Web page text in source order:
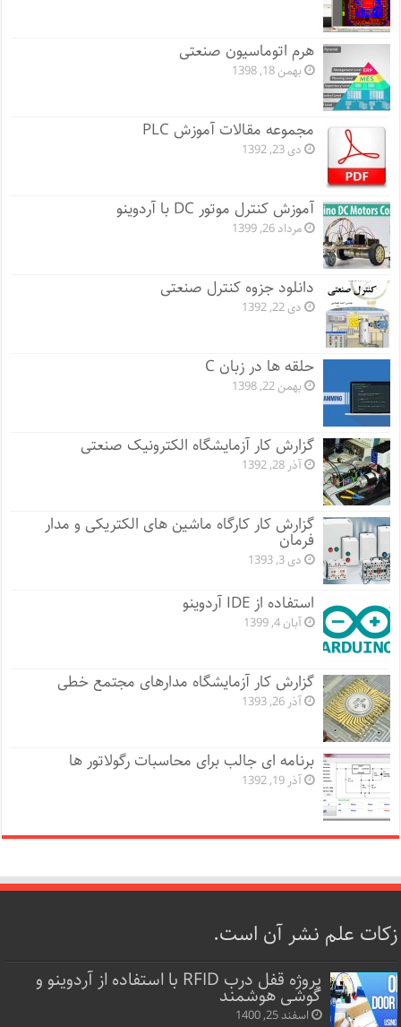
هرم اتوماسیون صنعتی
بهمن 18, 1398
مجموعه مقالات آموزش PLC
دی 23, 1392
آموزش کنترل موتور DC با آردوینو
مرداد 26, 1399
دانلود جزوه کنترل صنعتی
دی 22, 1392
حلقه ها در زبان C
بهمن 22, 1398
گزارش کار آزمایشگاه الکترونیک صنعتی
آذر 28, 1392
گزارش کار کارگاه ماشین های الکتریکی و مدار
فرمان
دی 3, 1393
استفاده از IDE آردوینو
آبان 4, 1399
گزارش کار آزمایشگاه مدارهای مجتمع خطی
آذر 26, 1393
برنامه ای جالب برای محاسبات رگولاتور ها
آذر 19, 1392
زکات علم نشر آن است.
پروژه قفل‌ درب RFID با استفاده از آردوینو و
گوشی هوشمند
اسفند 25, 1400